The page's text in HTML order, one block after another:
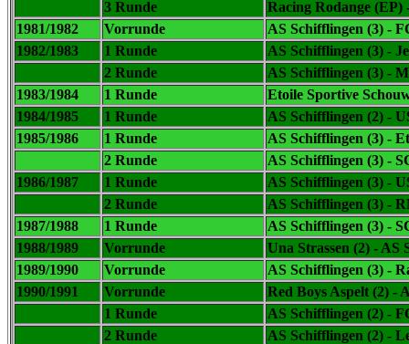
3 Runde
Racing Rodange (EP)
1981/1982
Vorrunde
AS Schifflingen (3) -
1982/1983
1 Runde
AS Schifflingen (3) -
2 Runde
AS Schifflingen (3) -
1983/1984
1 Runde
Etoile Sportive
1984/1985
1 Runde
AS Schifflingen (2) -
1985/1986
1 Runde
AS Schifflingen (3) -
2 Runde
AS Schifflingen (3) -
1986/1987
1 Runde
AS Schifflingen (3) -
2 Runde
AS Schifflingen (3) -
1987/1988
1 Runde
AS Schifflingen (3) -
1988/1989
Vorrunde Una Strassen (2) - AS
1989/1990
Vorrunde
AS Schifflingen (3) -
1990/1991
Vorrunde Red Boys Aspelt (2) -
1 Runde
AS Schifflingen (2) -
2 Runde
AS Schifflingen (2) -